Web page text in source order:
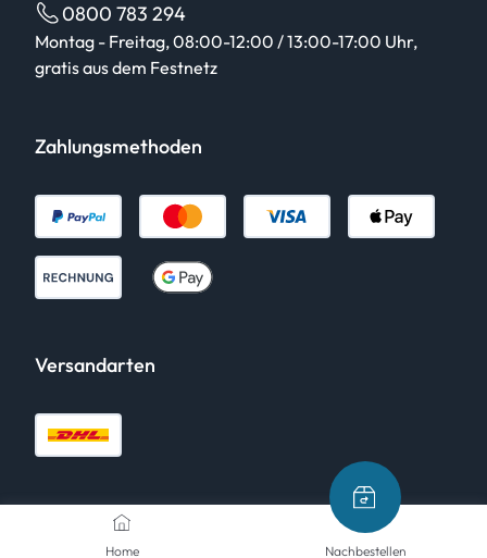
Home Nachbestellen
0800 783 294
Montag - Freitag, 08:00-12:00 / 13:00-17:00 Uhr,
gratis aus dem Festnetz
Zahlungsmethoden
Versandarten